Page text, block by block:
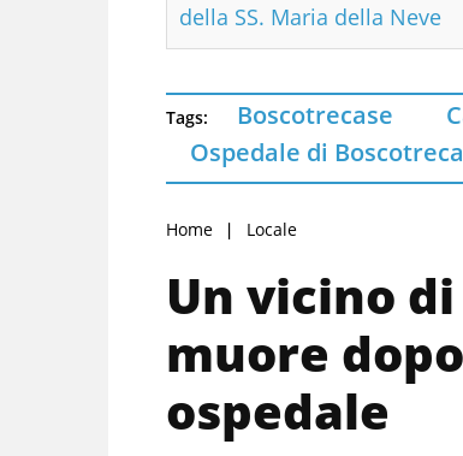
della SS. Maria della Neve
Tags: Boscotrecase
Ospedale di
Home Locale
Un vicino
muore
ospedale